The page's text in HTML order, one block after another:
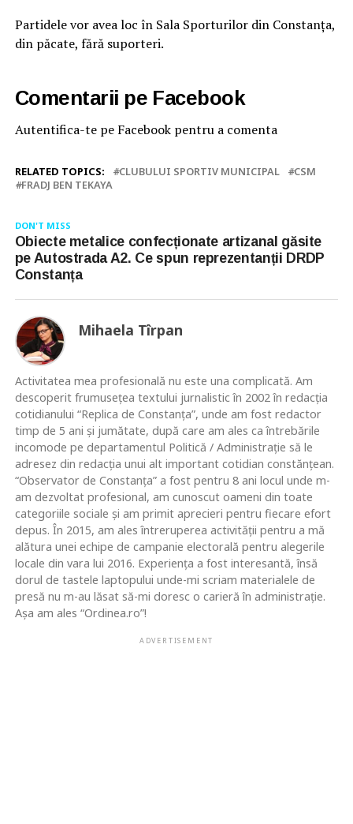
Partidele vor avea loc în Sala Sporturilor din Constanța,
din păcate, fără suporteri.
Comentarii pe Facebook
Autentifica-te pe Facebook pentru a comenta
RELATED TOPICS: CLUBULUI SPORTIV MUNICIPAL
CSM
FRADJ BEN TEKAYA
DON'T MISS
Obiecte metalice confecționate artizanal găsite
pe Autostrada A2. Ce spun reprezentanții DRDP
Constanța
Mihaela Tîrpan
Activitatea mea profesională nu este una complicată. Am
descoperit frumusețea textului jurnalistic în 2002 în redacția
cotidianului “Replica de Constanța”, unde am fost redactor
timp de 5 ani și jumătate, după care am ales ca întrebările
incomode pe departamentul Politică / Administrație să le
adresez din redacția unui alt important cotidian constănțean.
“Observator de Constanța” a fost pentru 8 ani locul unde m-
am dezvoltat profesional, am cunoscut oameni din toate
categoriile sociale și am primit aprecieri pentru fiecare efort
depus. În 2015, am ales întreruperea activității pentru a mă
alătura unei echipe de campanie electorală pentru alegerile
locale din vara lui 2016. Experiența a fost interesantă, însă
dorul de tastele laptopului unde-mi scriam materialele de
presă nu m-au lăsat să-mi doresc o carieră în administrație.
Așa am ales “Ordinea.ro”!
ADVERTISEMENT